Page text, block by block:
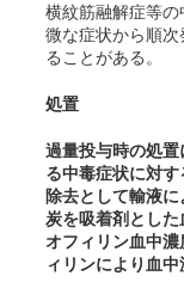
横紋筋融解症等
微な症状から順
ることがある。
処置
過量投与時の処
る中毒症状に対
除去として輸液
炭を吸着剤とし
オフィリン血中
ィリンにより血